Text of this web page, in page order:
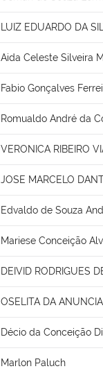
LUIZ EDUARDO DA
Aida Celeste Silveira
Fabio Gonçalves
Romualdo André da
VERONICA RIBEIRO
JOSE MARCELO
Edvaldo de Souza
Mariese Conceição
DEIVID RODRIGUES
OSELITA DA
Décio da Conceição
Marlon Paluch